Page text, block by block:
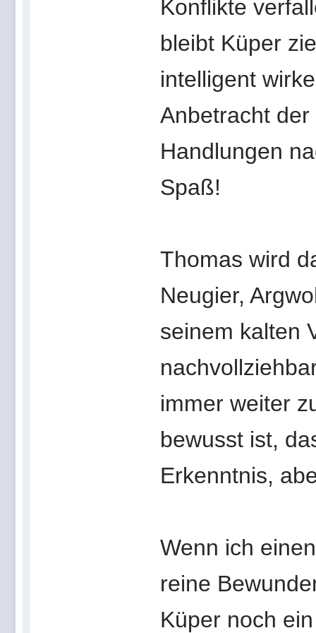
Konflikte
bleibt Küper
intelligent
Anbetracht
Handlungen
Spaß!
Thomas wird
Neugier,
seinem kalten
immer weiter
bewusst ist,
Erkenntnis,
Wenn ich
reine
Küper noch